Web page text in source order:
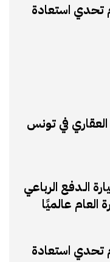
تحدي استعادة
في تونس
الـدفع الرباعي
تحدي استعادة